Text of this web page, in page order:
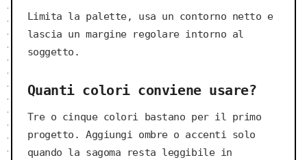
Limita la palette, usa un contorno netto e
lascia un margine regolare intorno al
soggetto.
Quanti colori conviene usare?
Tre o cinque colori bastano per il primo
progetto. Aggiungi ombre o accenti solo
quando la sagoma resta leggibile in